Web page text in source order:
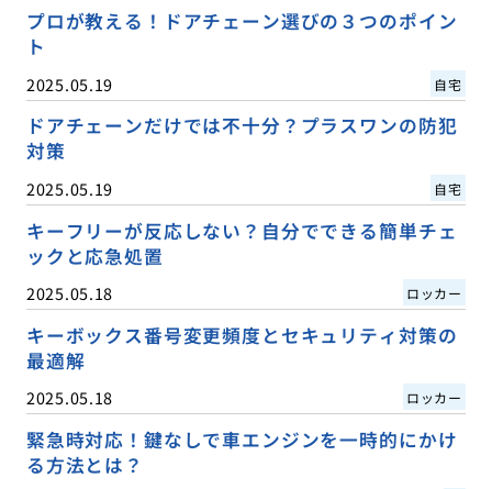
プロが教える！ドアチェーン選びの３つのポイン
ト
2025.05.19 自宅
ドアチェーンだけでは不十分？プラスワンの防犯
対策
2025.05.19 自宅
キーフリーが反応しない？自分でできる簡単チェ
ックと応急処置
2025.05.18 ロッカー
キーボックス番号変更頻度とセキュリティ対策の
最適解
2025.05.18 ロッカー
緊急時対応！鍵なしで車エンジンを一時的にかけ
る方法とは？